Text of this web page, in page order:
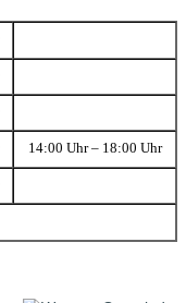
14:00 Uhr – 18:00 Uhr